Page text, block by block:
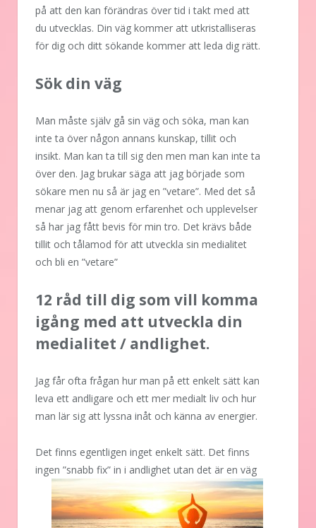
på att den kan förändras över tid i takt med att
du utvecklas. Din väg kommer att utkristalliseras
för dig och ditt sökande kommer att leda dig rätt.
Sök din väg
Man måste själv gå sin väg och söka, man kan
inte ta över någon annans kunskap, tillit och
insikt. Man kan ta till sig den men man kan inte ta
över den. Jag brukar säga att jag började som
sökare men nu så är jag en ”vetare”. Med det så
menar jag att genom erfarenhet och upplevelser
så har jag fått bevis för min tro. Det krävs både
tillit och tålamod för att utveckla sin medialitet
och bli en ”vetare”
12 råd till dig som vill komma
igång med att utveckla din
medialitet / andlighet.
Jag får ofta frågan hur man på ett enkelt sätt kan
leva ett andligare och ett mer medialt liv och hur
man lär sig att lyssna inåt och känna av energier.
Det finns egentligen inget enkelt sätt. Det finns
ingen ”snabb fix” in i andlighet utan det är en väg